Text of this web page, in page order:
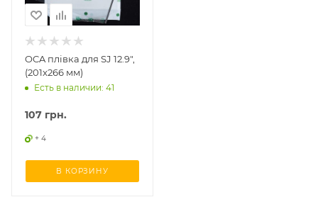
OCA плівка для SJ 12.9",
(201x266 мм)
Есть в наличии: 41
107 грн.
+ 4
В КОРЗИНУ